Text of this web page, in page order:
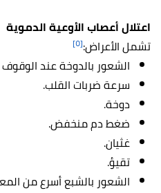
اعتلال أعصاب الأوعية الدموية
تشمل الأعراض:[٥]
الشعور بالدوخة عند الوقوف
سرعة ضربات القلب.
دوخة.
ضغط دم منخفض.
غثيان.
تقيؤ.
الشعور بالشبع أسرع من